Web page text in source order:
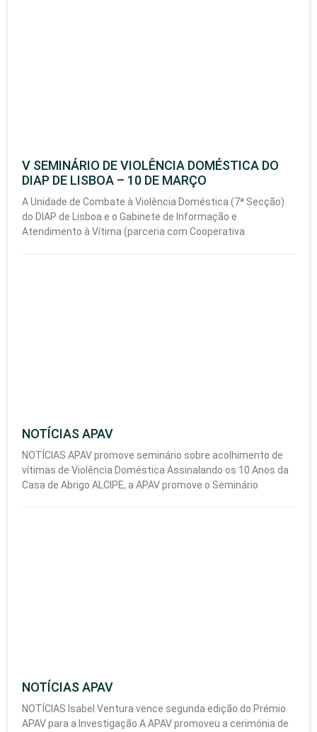
V SEMINÁRIO DE VIOLÊNCIA DOMÉSTICA DO
DIAP DE LISBOA – 10 DE MARÇO
A Unidade de Combate à Violência Doméstica (7ª Secção)
do DIAP de Lisboa e o Gabinete de Informação e
Atendimento à Vítima (parceria com Cooperativa
NOTÍCIAS APAV
NOTÍCIAS APAV promove seminário sobre acolhimento de
vítimas de Violência Doméstica Assinalando os 10 Anos da
Casa de Abrigo ALCIPE, a APAV promove o Seminário
NOTÍCIAS APAV
NOTÍCIAS Isabel Ventura vence segunda edição do Prémio
APAV para a Investigação A APAV promoveu a cerimónia de